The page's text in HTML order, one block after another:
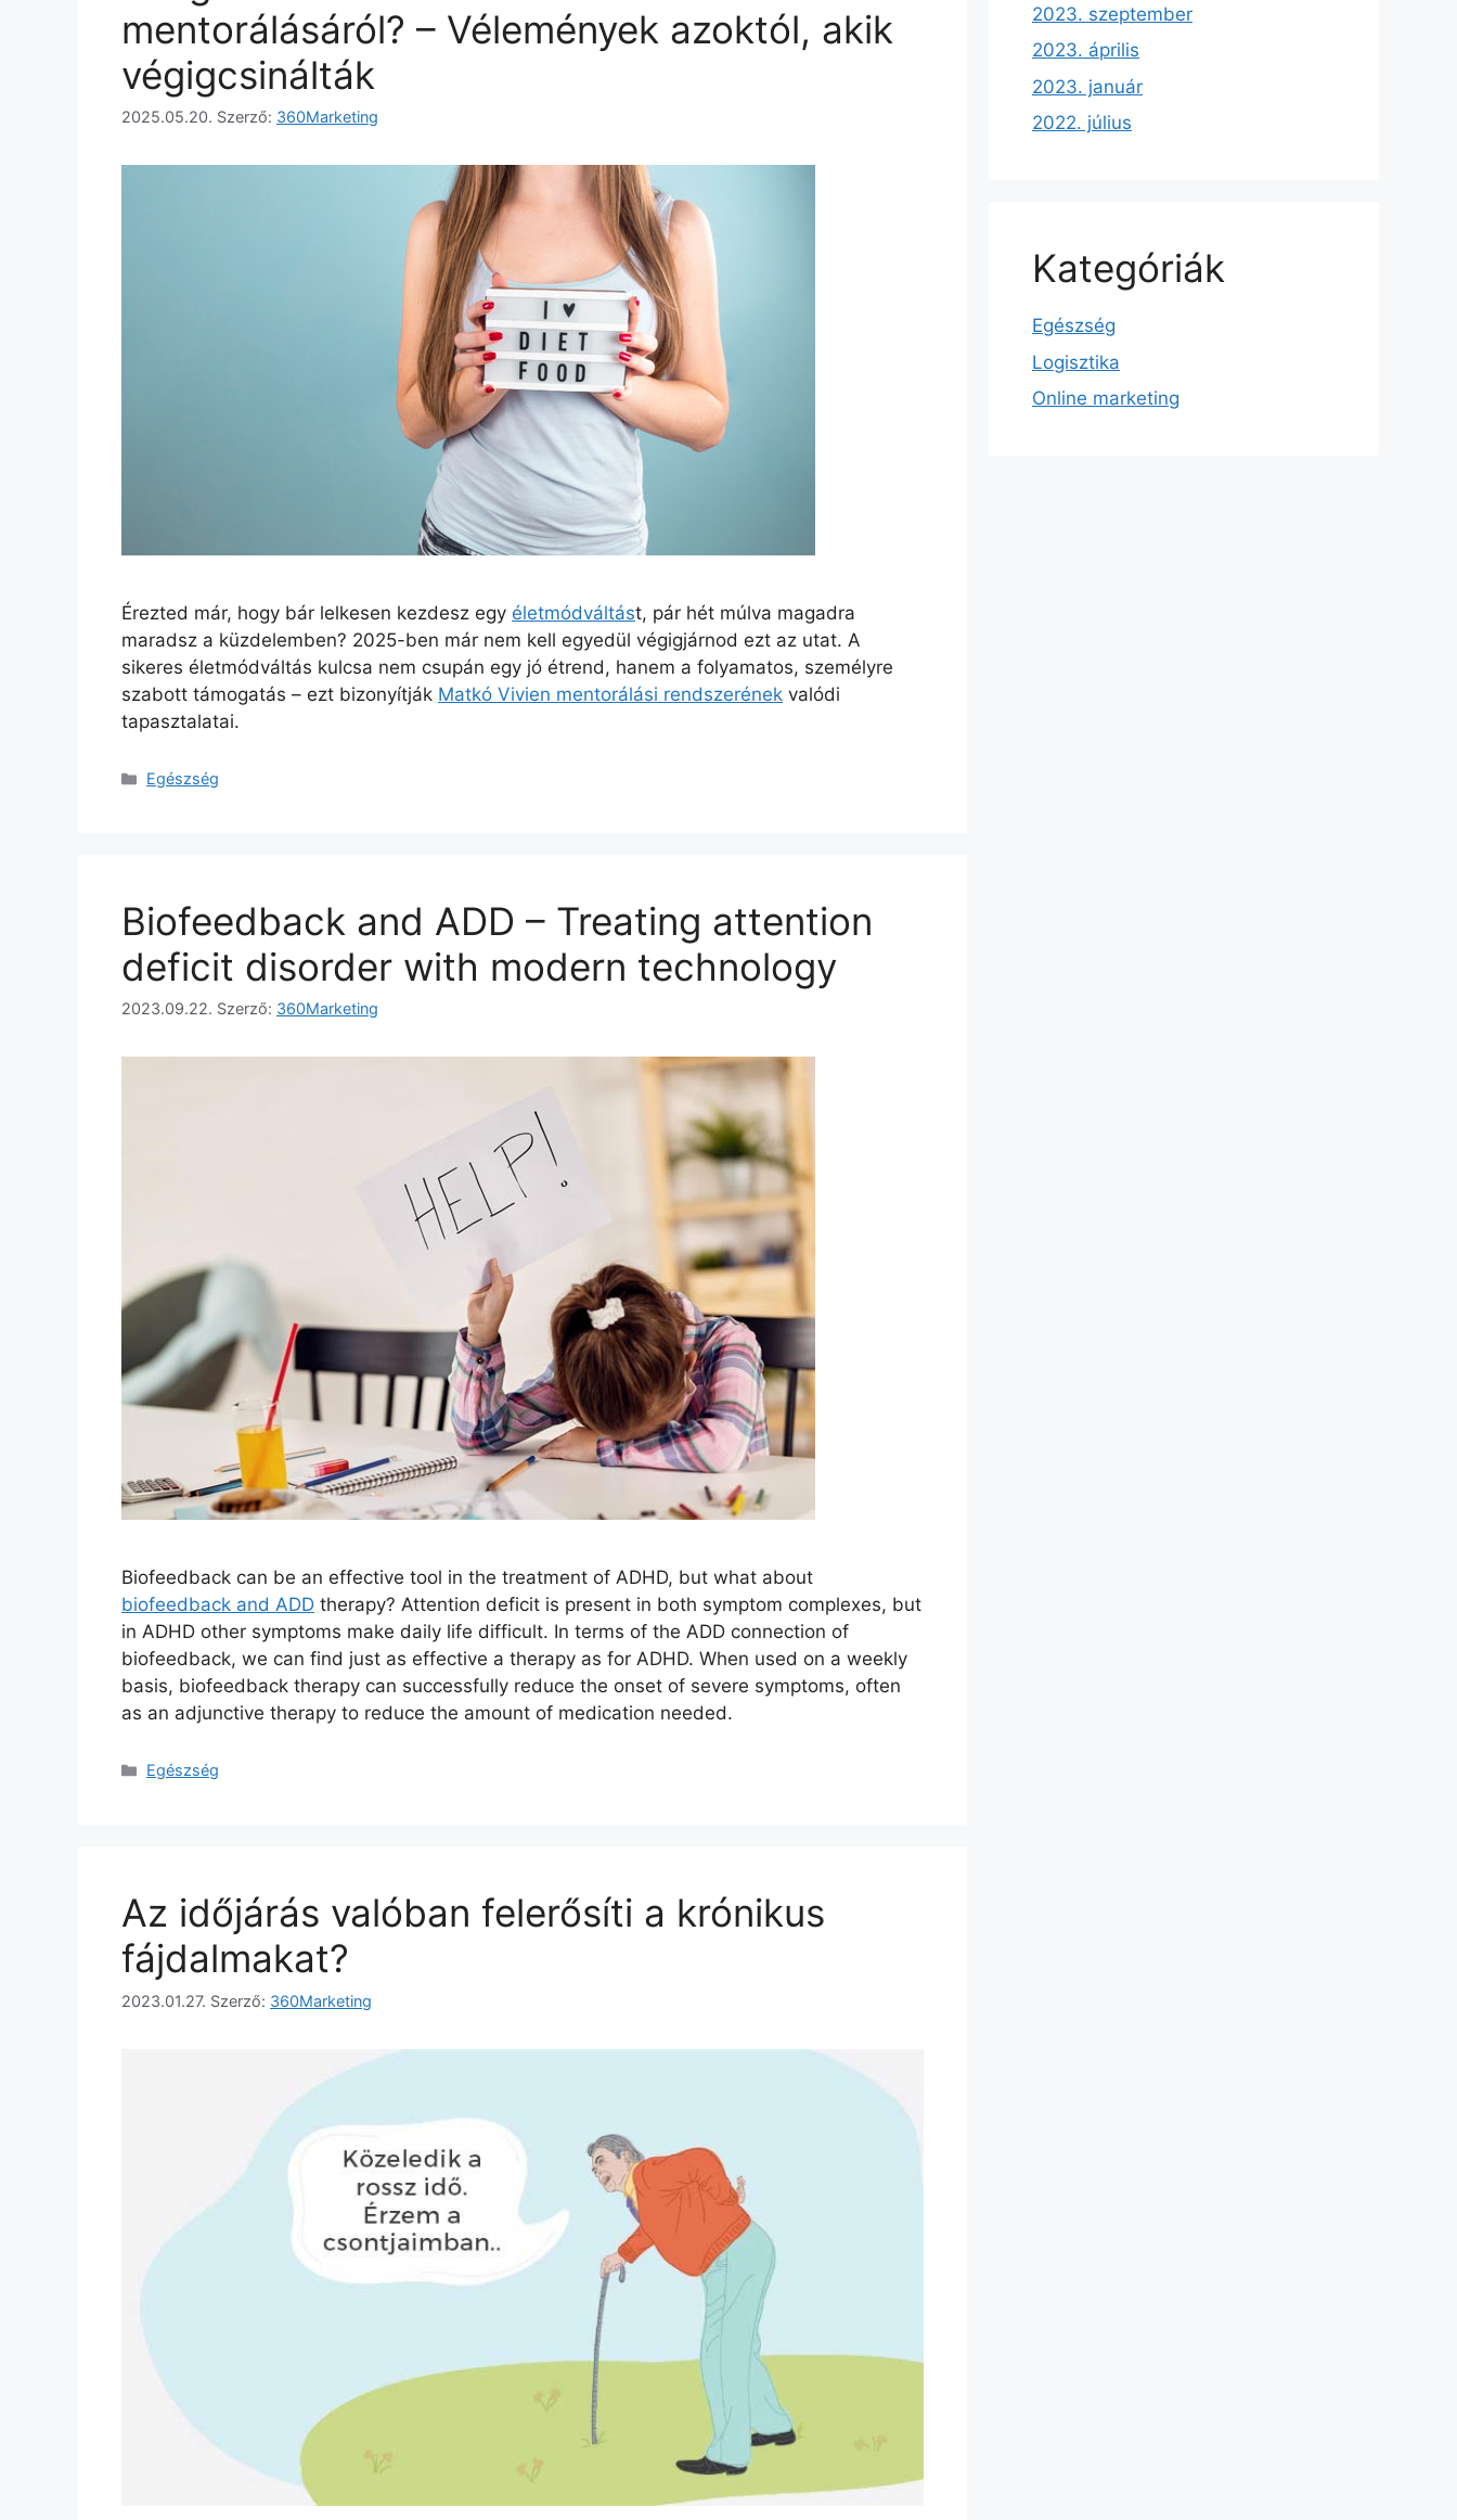
mentorálásáról? – Vélemények azoktól, akik
végigcsinálták
2025.05.20. Szerző: 360Marketing
Érezted már, hogy bár lelkesen kezdesz egy életmódváltást, pár hét múlva magadra
maradsz a küzdelemben? 2025-ben már nem kell egyedül végigjárnod ezt az utat. A
sikeres életmódváltás kulcsa nem csupán egy jó étrend, hanem a folyamatos, személyre
szabott támogatás – ezt bizonyítják Matkó Vivien mentorálási rendszerének valódi
tapasztalatai.
Kategória
Egészség
Biofeedback and ADD – Treating attention
deficit disorder with modern technology
2023.09.22. Szerző: 360Marketing
Biofeedback can be an effective tool in the treatment of ADHD, but what about
biofeedback and ADD therapy? Attention deficit is present in both symptom complexes, but
in ADHD other symptoms make daily life difficult. In terms of the ADD connection of
biofeedback, we can find just as effective a therapy as for ADHD. When used on a weekly
basis, biofeedback therapy can successfully reduce the onset of severe symptoms, often
as an adjunctive therapy to reduce the amount of medication needed.
Kategória
Egészség
Az időjárás valóban felerősíti a krónikus
fájdalmakat?
2023.01.27. Szerző: 360Marketing
2023. szeptember
2023. április
2023. január
2022. július
Kategóriák
Egészség
Logisztika
Online marketing